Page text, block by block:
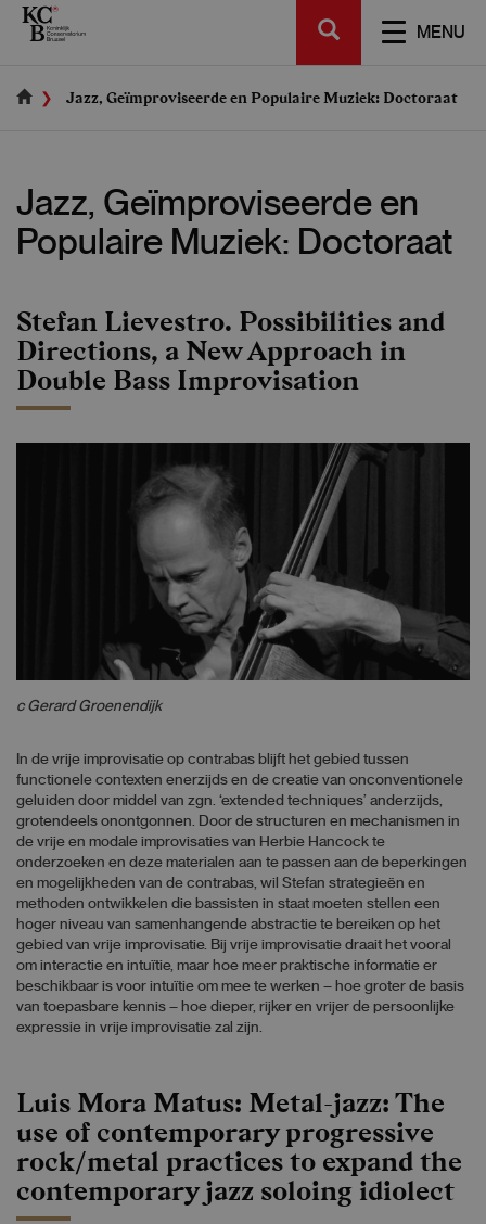
Skip
MENU
SEARCH
Jazz, Geïmproviseerde en Populaire Muziek: Doctoraat
Jazz, Geïmproviseerde en
Populaire Muziek: Doctoraat
Stefan Lievestro. Possibilities and
Directions, a New Approach in
Double Bass Improvisation
c Gerard Groenendijk
In de vrije improvisatie op contrabas blijft het gebied tussen
functionele contexten enerzijds en de creatie van onconventionele
geluiden door middel van zgn. ‘extended techniques’ anderzijds,
grotendeels onontgonnen. Door de structuren en mechanismen in
de vrije en modale improvisaties van Herbie Hancock te
onderzoeken en deze materialen aan te passen aan de beperkingen
en mogelijkheden van de contrabas, wil Stefan strategieën en
methoden ontwikkelen die bassisten in staat moeten stellen een
hoger niveau van samenhangende abstractie te bereiken op het
gebied van vrije improvisatie. Bij vrije improvisatie draait het vooral
om interactie en intuïtie, maar hoe meer praktische informatie er
beschikbaar is voor intuïtie om mee te werken – hoe groter de basis
van toepasbare kennis – hoe dieper, rijker en vrijer de persoonlijke
expressie in vrije improvisatie zal zijn.
Luis Mora Matus: Metal-jazz: The
use of contemporary progressive
rock/metal practices to expand the
contemporary jazz soloing idiolect